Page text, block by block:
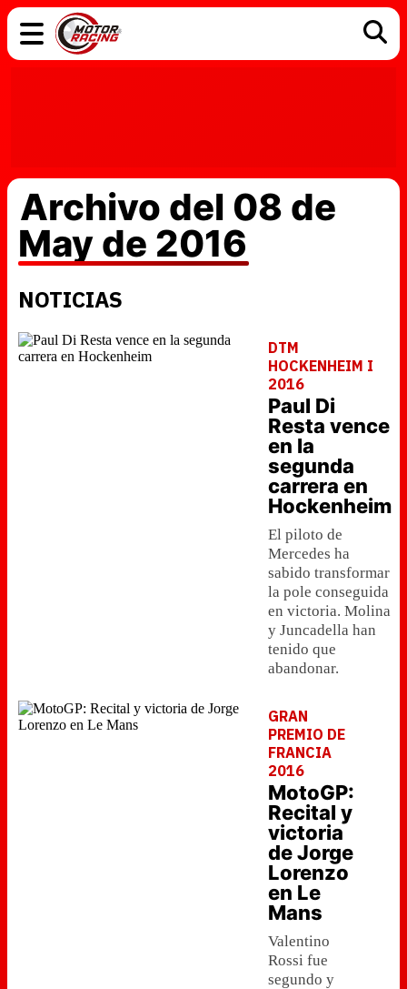
Archivo del 08 de
May de 2016
NOTICIAS
DTM
HOCKENHEIM I
2016
Paul Di
Resta vence
en la
segunda
carrera en
Hockenheim
El piloto de
Mercedes ha
sabido transformar
la pole conseguida
en victoria. Molina
y Juncadella han
tenido que
abandonar.
GRAN
PREMIO DE
FRANCIA
2016
MotoGP:
Recital y
victoria
de Jorge
Lorenzo
en Le
Mans
Valentino
Rossi fue
segundo y